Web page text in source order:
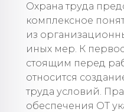
Охрана труда
комплексное
из
иных мер. К
стоящим перед
относится
труда условий.
обеспечения ОТ